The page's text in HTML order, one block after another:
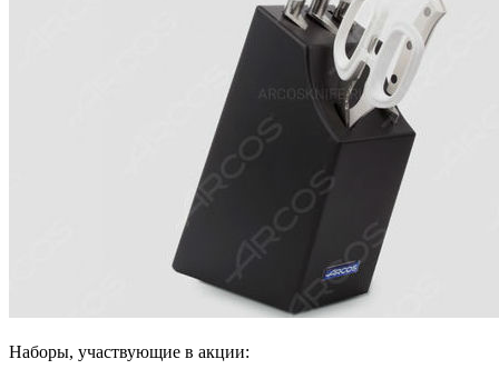
Наборы, участвующие в акции: